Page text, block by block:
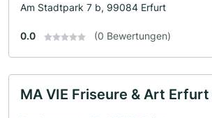
Am Stadtpark 7 b, 99084 Erfurt
0.0 (0 Bewertungen)
MA VIE Friseure & Art Erfurt